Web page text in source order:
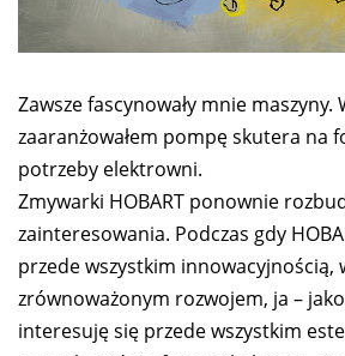
Zawsze fascynowały mnie maszyny.
zaaranżowałem pompę skutera na
potrzeby elektrowni.
Zmywarki HOBART ponownie
zainteresowania. Podczas gdy
przede wszystkim innowacyjnością,
zrównoważonym rozwojem, ja –
interesuję się przede wszystkim